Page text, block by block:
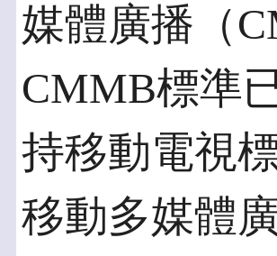
媒體廣播（
CMMB標準
持移動電視
移動多媒體